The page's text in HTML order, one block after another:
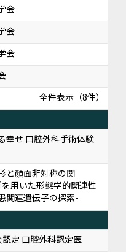
会
会
会
全件表示（8件）
幸せ 口腔外科手術体験
と顔面非対称の関
用いた形態学的関連性
関連遺伝子の探索-
定 口腔外科認定医